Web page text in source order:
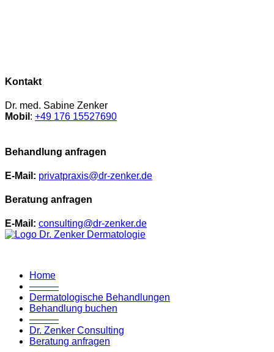
Kontakt
Dr. med. Sabine Zenker
Mobil : +49 176 15527690
Behandlung anfragen
E-Mail: privatpraxis@dr-zenker.de
Beratung anfragen
E-Mail: consulting@dr-zenker.de
Home
———
Dermatologische Behandlungen
Behandlung buchen
———
Dr. Zenker Consulting
Beratung anfragen